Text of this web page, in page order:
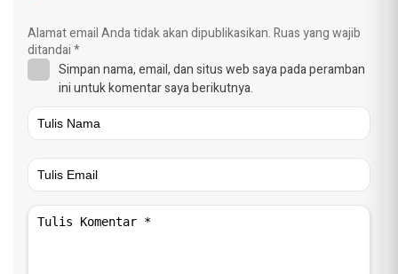
Alamat email Anda tidak akan dipublikasikan.Ruas yang wajib
ditandai*
Simpan nama, email, dan situs web saya pada peramban
ini untuk komentar saya berikutnya.